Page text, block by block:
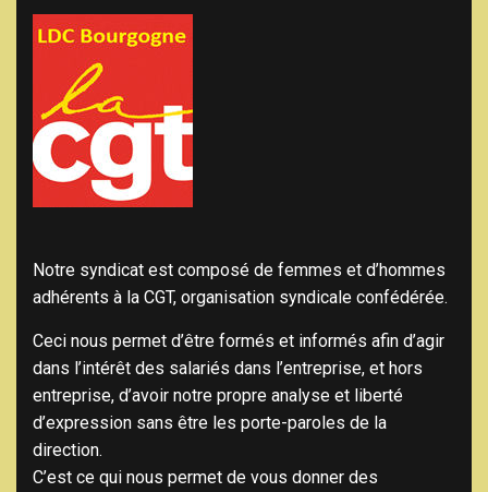
Notre syndicat est composé de femmes et d’hommes
adhérents à la CGT, organisation syndicale confédérée.
Ceci nous permet d’être formés et informés afin d’agir
dans l’intérêt des salariés dans l’entreprise, et hors
entreprise, d’avoir notre propre analyse et liberté
d’expression sans être les porte-paroles de la
direction.
C’est ce qui nous permet de vous donner des